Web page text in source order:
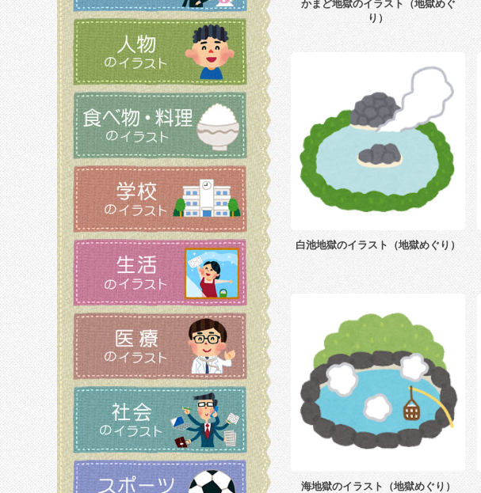
かまど地獄のイラスト（地獄めぐ
り）
白池地獄のイラスト（地獄めぐり）
海地獄のイラスト（地獄めぐり）